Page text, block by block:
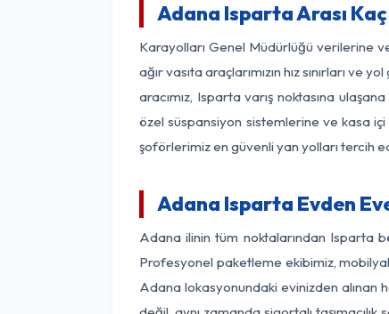
Adana Isparta Arası Kaç
Karayolları Genel Müdürlüğü verilerine
ağır vasıta araçlarımızın hız sınırları
aracımız, Isparta varış noktasına
özel süspansiyon sistemlerine ve kasa
şoförlerimiz en güvenli yan yolları tercih
Adana Isparta Evden
Adana ilinin tüm noktalarından Isparta
Profesyonel paketleme ekibimiz,
Adana lokasyonundaki evinizden alınan